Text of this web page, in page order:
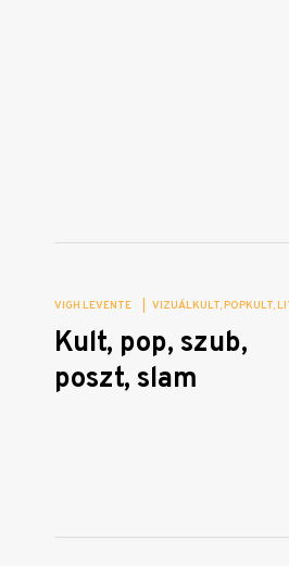
VIGH LEVENTE VIZUÁLKULT POPKULT
Kult, pop, szub,
poszt, slam